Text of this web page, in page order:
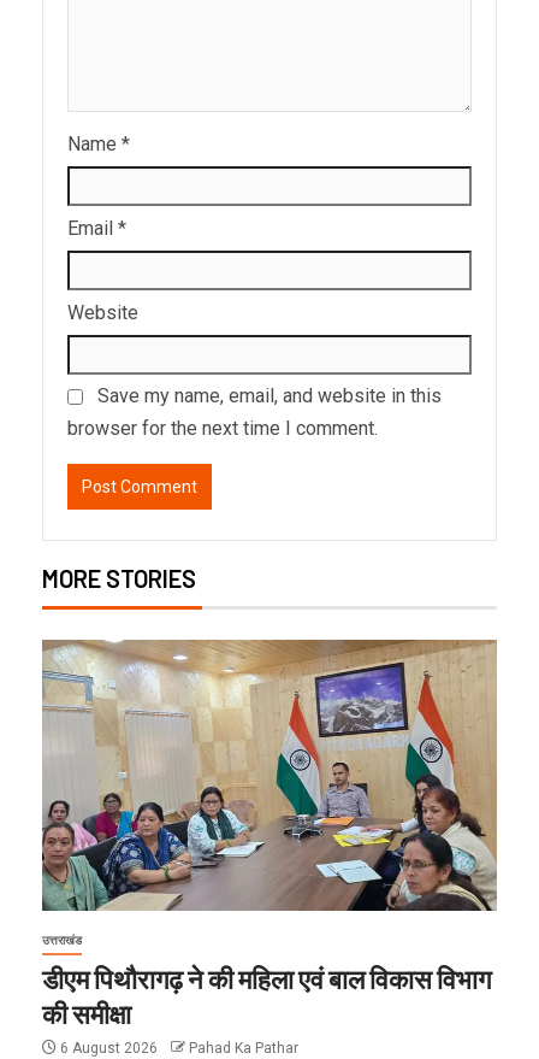
Name *
Email *
Website
Save my name, email, and website in this
browser for the next time I comment.
MORE STORIES
उत्तराखंड
डीएम पिथौरागढ़ ने की महिला एवं बाल विकास विभाग
की समीक्षा
6 August 2026 Pahad Ka Pathar